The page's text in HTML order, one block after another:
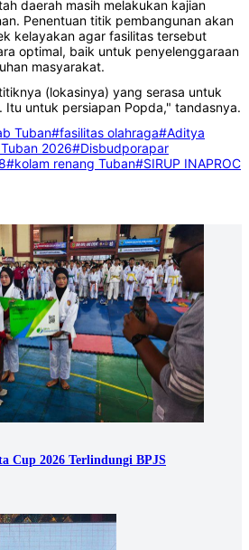
daerah masih melakukan kajian
Penentuan titik pembangunan akan
kelayakan agar fasilitas tersebut
optimal, baik untuk penyelenggaraan
masyarakat.
(lokasinya) yang serasa untuk
untuk persiapan Popda," tandasnya.
Tuban#fasilitas olahraga#Aditya
2026#Disbudporapar
#kolam renang Tuban#SIRUP INAPROC
Cup 2026 Terlindungi BPJS